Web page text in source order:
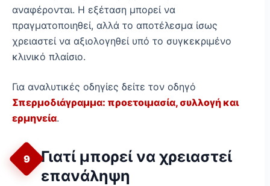
αναφέρονται. Η εξέταση μπορεί να
πραγματοποιηθεί, αλλά το αποτέλεσμα ίσως
χρειαστεί να αξιολογηθεί υπό το συγκεκριμένο
κλινικό πλαίσιο.
Για αναλυτικές οδηγίες δείτε τον οδηγό
Σπερμοδιάγραμμα: προετοιμασία, συλλογή και
ερμηνεία.
9
Γιατί μπορεί να χρειαστεί
επανάληψη